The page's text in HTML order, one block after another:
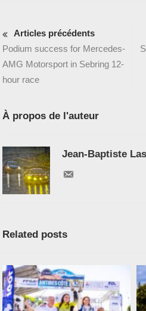
Articles précédents
Podium success for Mercedes-
AMG Motorsport in Sebring 12-
hour race
À propos de l'auteur
Jean-Baptiste
Related posts